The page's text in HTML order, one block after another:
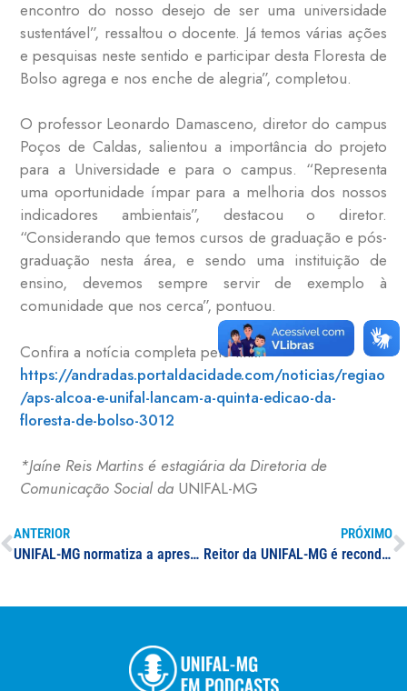
encontro do nosso desejo de ser uma universidade
sustentável”, ressaltou o docente. Já temos várias ações
e pesquisas neste sentido e participar desta Floresta de
Bolso agrega e nos enche de alegria”, completou.
O professor Leonardo Damasceno, diretor do campus
Poços de Caldas, salientou a importância do projeto
para a Universidade e para o campus. “Representa
uma oportunidade ímpar para a melhoria dos nossos
indicadores ambientais”, destacou o diretor.
“Considerando que temos cursos de graduação e pós-
graduação nesta área, e sendo uma instituição de
ensino, devemos sempre servir de exemplo à
comunidade que nos cerca”, pontuou.
Confira a notícia completa pelo link:
https://andradas.portaldacidade.com/noticias/regiao
/aps-alcoa-e-unifal-lancam-a-quinta-edicao-da-
floresta-de-bolso-3012
*Jaíne Reis Martins é estagiária da Diretoria de
Comunicação Social da UNIFAL-MG
ANTERIOR
UNIFAL-MG normatiza a apresentação de comprovante vacinal na portaria de acesso aos campi; membros da comunidade universitária devem adotar o uso do crachá para confirmação
PRÓXIMO
Reitor da UNIFAL-MG é reconduzido pela Presidência da República para o segundo mandato e notícia repercute em mídia regional